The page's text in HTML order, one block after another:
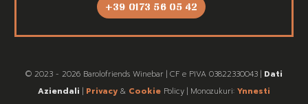
+39 0173 56 05 42
© 2023 - 2026 Barolofriends Winebar | CF e PIVA 03822330043 | Dati
Aziendali | Privacy & Cookie Policy | Monozukuri: Ynnesti